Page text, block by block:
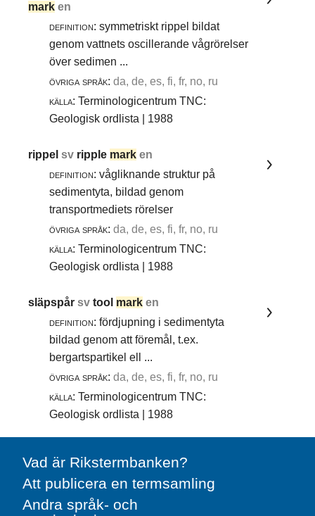
mark en
definition: symmetriskt rippel bildat
genom vattnets oscillerande vågrörelser
över sedimen ...
övriga språk: da, de, es, fi, fr, no, ru
källa: Terminologicentrum TNC:
Geologisk ordlista | 1988
rippelsv ripple mark en
definition: vågliknande struktur på
sedimentyta, bildad genom
transportmediets rörelser
övriga språk: da, de, es, fi, fr, no, ru
källa: Terminologicentrum TNC:
Geologisk ordlista | 1988
släpspårsvtool mark en
definition: fördjupning i sedimentyta
bildad genom att föremål, t.ex.
bergartspartikel ell ...
övriga språk: da, de, es, fi, fr, no, ru
källa: Terminologicentrum TNC:
Geologisk ordlista | 1988
Vad är Rikstermbanken?
Att publicera en termsamling
Andra språk- och